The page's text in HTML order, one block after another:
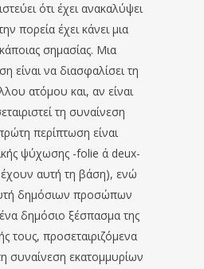
ότι έχει ανακαλύψει
πορεία έχει κάνει μια
σημασίας. Μια
είναι να διασφαλίσει τη
ατόμου και, αν είναι
τη συναίνεση
περίπτωση είναι
ψύχωσης -folie ά deux-
έχουν αυτή τη βάση), ενώ
δημόσιων προσώπων
δημόσιο ξέσπασμα της
τους, προσεταιριζόμενα
συναίνεση εκατομμυρίων